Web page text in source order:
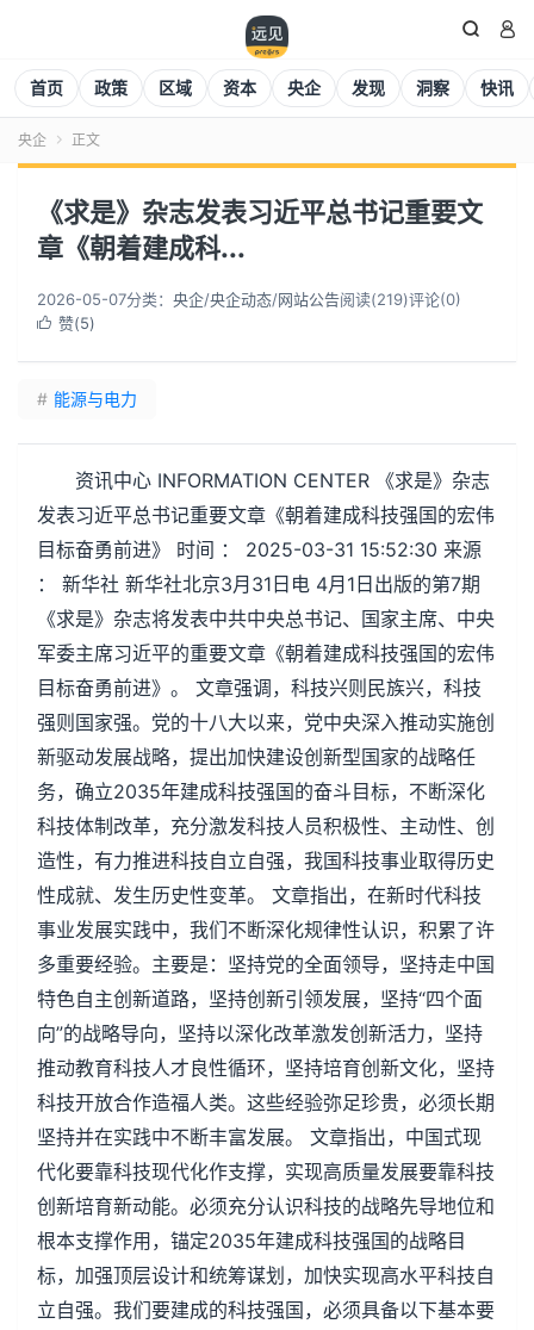
 
首页 政策 区域 资本 央企 发现 洞察 快讯
央企  正文
《求是》杂志发表习近平总书记重要文
章《朝着建成科...
2026-05-07分类： 央企/央企动态/网站公告阅读(219)评论(0)
 赞(5)
# 能源与电力
资讯中心 INFORMATION CENTER 《求是》杂志
发表习近平总书记重要文章《朝着建成科技强国的宏伟
目标奋勇前进》 时间 ： 2025-03-31 15:52:30 来源
： 新华社 新华社北京3月31日电 4月1日出版的第7期
《求是》杂志将发表中共中央总书记、国家主席、中央
军委主席习近平的重要文章《朝着建成科技强国的宏伟
目标奋勇前进》。 文章强调，科技兴则民族兴，科技
强则国家强。党的十八大以来，党中央深入推动实施创
新驱动发展战略，提出加快建设创新型国家的战略任
务，确立2035年建成科技强国的奋斗目标，不断深化
科技体制改革，充分激发科技人员积极性、主动性、创
造性，有力推进科技自立自强，我国科技事业取得历史
性成就、发生历史性变革。 文章指出，在新时代科技
事业发展实践中，我们不断深化规律性认识，积累了许
多重要经验。主要是：坚持党的全面领导，坚持走中国
特色自主创新道路，坚持创新引领发展，坚持“四个面
向”的战略导向，坚持以深化改革激发创新活力，坚持
推动教育科技人才良性循环，坚持培育创新文化，坚持
科技开放合作造福人类。这些经验弥足珍贵，必须长期
坚持并在实践中不断丰富发展。 文章指出，中国式现
代化要靠科技现代化作支撑，实现高质量发展要靠科技
创新培育新动能。必须充分认识科技的战略先导地位和
根本支撑作用，锚定2035年建成科技强国的战略目
标，加强顶层设计和统筹谋划，加快实现高水平科技自
立自强。我们要建成的科技强国，必须具备以下基本要